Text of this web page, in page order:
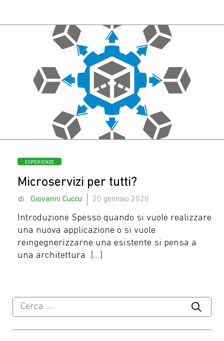
Oggi c’è ancora chi
casca nelle mail di
phishing?
Categorie
ESPERIENZE
Microservizi per tutti?
by Giovanni Cuccu 20 gennaio 2020
Introduzione Spesso quando si vuole realizzare
una nuova applicazione o si vuole
reingegnerizzarne una esistente si pensa a
una architettura
[…]
Ricerca